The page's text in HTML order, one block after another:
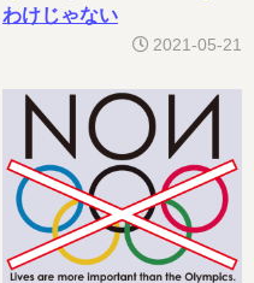
わけじゃない
2021-05-21